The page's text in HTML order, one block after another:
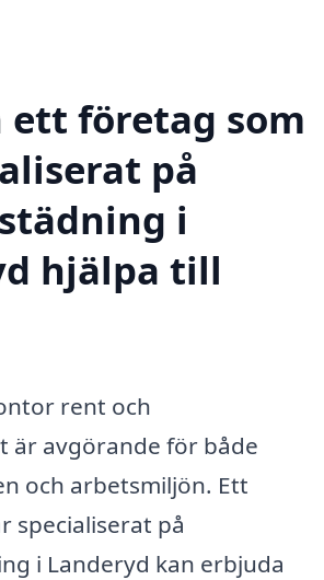
ett företag som
på
i
hjälpa till
rent och
är avgörande för både
och arbetsmiljön. Ett
specialiserat på
i Landeryd kan erbjuda